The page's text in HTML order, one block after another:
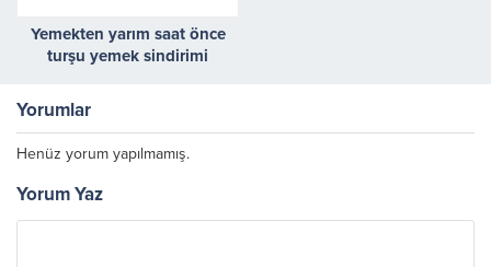
Yemekten yarım saat önce
turşu yemek sindirimi
Yorumlar
Henüz yorum yapılmamış.
Yorum Yaz